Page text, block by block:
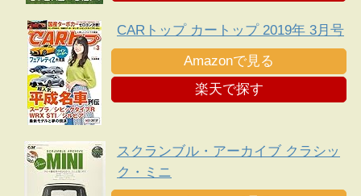
CARトップ カートップ 2019年 3月号
Amazonで見る
楽天で探す
スクランブル・アーカイブ クラシッ
ク・ミニ